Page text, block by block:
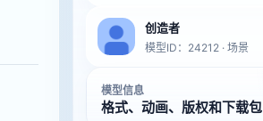
创造者
模型ID：24212 · 场景
模型信息
格式、动画、版权和下载包